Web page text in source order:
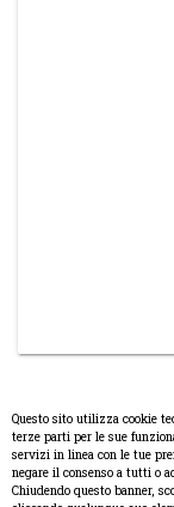
© Copyright 2008-
Questo sito utilizza cookie
terze parti per le sue
servizi in linea con le tue
negare il consenso a tutti o
Chiudendo questo banner,